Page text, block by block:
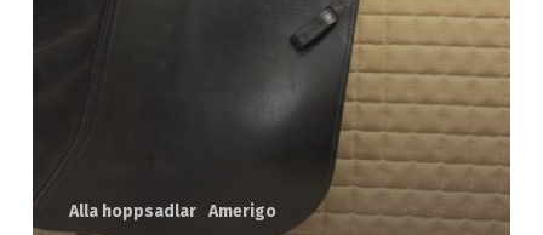
Alla hoppsadlar Amerigo